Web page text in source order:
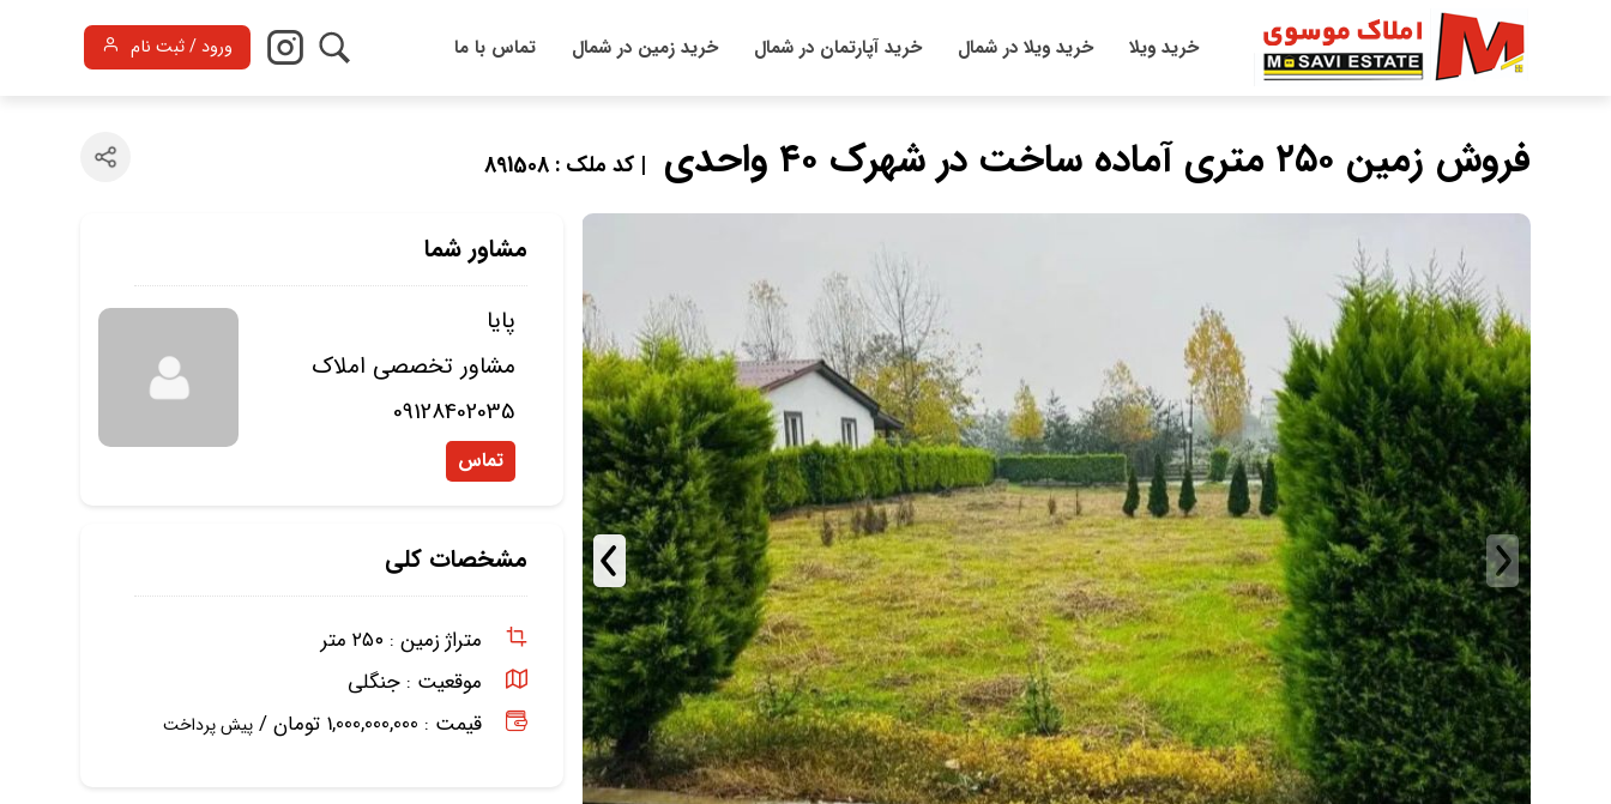
خرید ویلا خرید ویلا در شمال خرید آپارتمان در شمال خرید زمین در شمال تماس با ما ورود / ثبت نام
فروش زمین ۲۵۰ متری آماده ساخت در شهرک ۴۰ واحدی | کد ملک : 891508
مشاور شما
پایا
مشاور تخصصی املاک
09128402035
تماس
مشخصات کلی
متراژ زمین : ۲۵۰ متر
موقعیت : جنگلی
قیمت : 1,000,000,000 تومان /
پیش پرداخت